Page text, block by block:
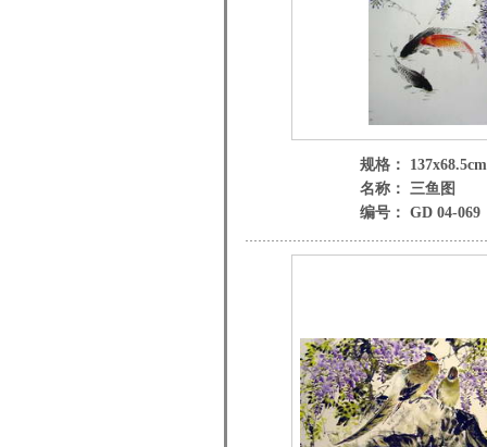
规格： 137x68.5cm
名称： 三鱼图
编号： GD 04-069